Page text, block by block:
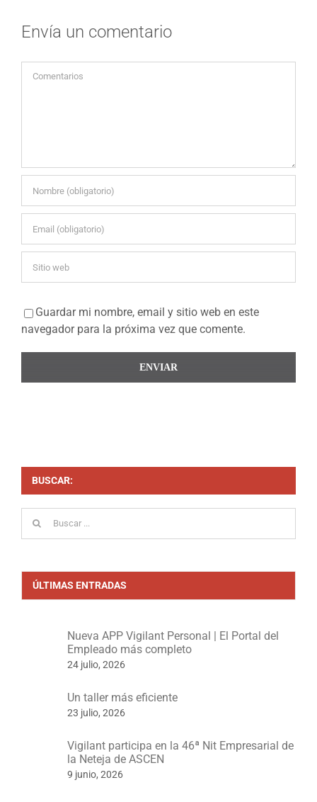
Envía un comentario
Guardar mi nombre, email y sitio web en este
navegador para la próxima vez que comente.
BUSCAR:
ÚLTIMAS ENTRADAS
Nueva APP Vigilant Personal | El Portal del
Empleado más completo
24 julio, 2026
Un taller más eficiente
23 julio, 2026
Vigilant participa en la 46ª Nit Empresarial de
la Neteja de ASCEN
9 junio, 2026